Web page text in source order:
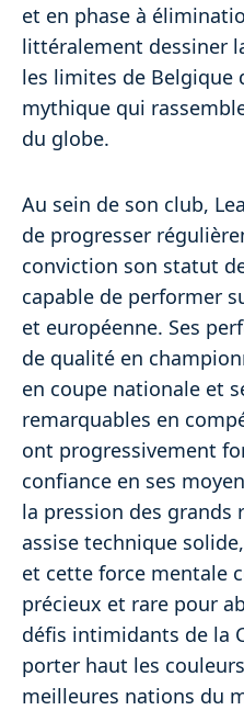
et en phase à
littéralement dessiner
les limites de
mythique qui
du globe.
Au sein de son club,
de progresser
conviction son statut
capable de performer
et européenne. Ses
de qualité en
en coupe nationale et
remarquables en
ont progressivement
confiance en ses
la pression des grands
assise technique
et cette force mentale
précieux et rare pour
défis intimidants de la
porter haut les
meilleures nations du